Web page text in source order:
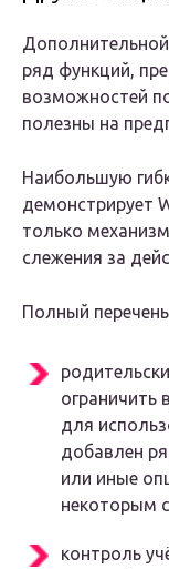
ряд функций,
возможностей
полезны на
Наибольшую
демонстрирует
только
слежения за
Полный
ограничить
для
добавлен
или иные
некоторым
контроль